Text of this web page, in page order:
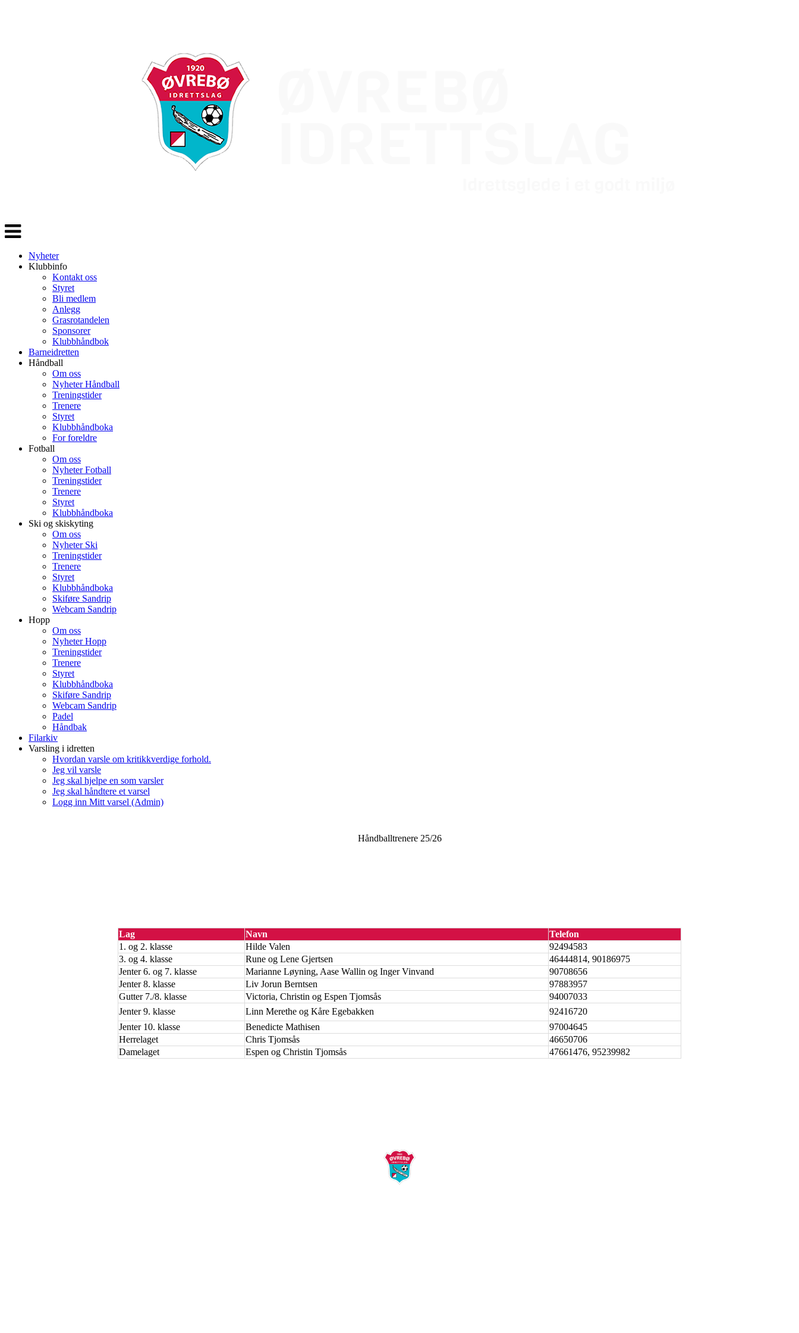
Veksle
navigasjon
Nyheter
Klubbinfo
Kontakt oss
Styret
Bli medlem
Anlegg
Grasrotandelen
Sponsorer
Klubbhåndbok
Barneidretten
Håndball
Om oss
Nyheter Håndball
Treningstider
Trenere
Styret
Klubbhåndboka
For foreldre
Fotball
Om oss
Nyheter Fotball
Treningstider
Trenere
Styret
Klubbhåndboka
Ski og skiskyting
Om oss
Nyheter Ski
Treningstider
Trenere
Styret
Klubbhåndboka
Skiføre Sandrip
Webcam Sandrip
Hopp
Om oss
Nyheter Hopp
Treningstider
Trenere
Styret
Klubbhåndboka
Skiføre Sandrip
Webcam Sandrip
Padel
Håndbak
Filarkiv
Varsling i idretten
Hvordan varsle om kritikkverdige forhold.
Jeg vil varsle
Jeg skal hjelpe en som varsler
Jeg skal håndtere et varsel
Logg inn Mitt varsel (Admin)
Håndballtrenere 25/26
Lag Navn
Telefon
1. og 2. klasse
Hilde Valen
92494583
3. og 4. klasse
Rune og Lene Gjertsen
46444814, 90186975
Jenter 6. og 7. klasse
Marianne Løyning, Aase Wallin og Inger Vinvand
90708656
Jenter 8. klasse
Liv Jorun Berntsen
97883957
Gutter 7./8. klasse
Victoria, Christin og Espen Tjomsås
94007033
Jenter 9. klasse
Linn Merethe og Kåre Egebakken
92416720
Jenter 10. klasse
Benedicte Mathisen
97004645
Herrelaget
Chris Tjomsås
46650706
Damelaget
Espen og Christin Tjomsås 47661476, 95239982